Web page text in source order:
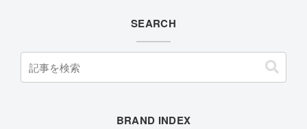
SEARCH
BRAND INDEX